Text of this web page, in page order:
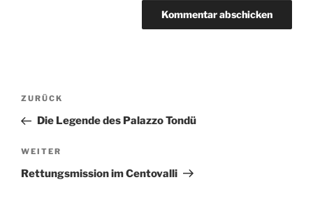
Beitragsnavigation
Vorheriger
Beitrag
ZURÜCK
Die Legende des Palazzo Tondü
Nächster
Beitrag
WEITER
Rettungsmission im Centovalli